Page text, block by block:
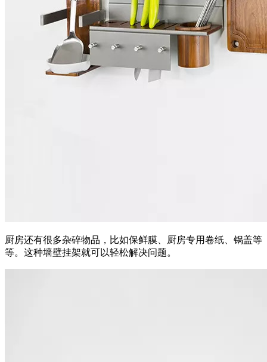
厨房还有很多杂碎物品，比如保鲜膜、厨房专用卷纸、锅盖等
等。这种墙壁挂架就可以轻松解决问题。